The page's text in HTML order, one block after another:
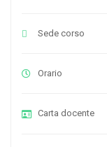
Sede corso
Orario
Carta docente